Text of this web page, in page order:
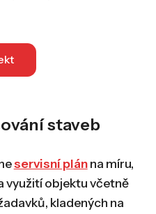
staveb
servisní plánna míru,
využití objektu včetně
kladených na